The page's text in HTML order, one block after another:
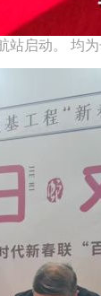
站启动。 均